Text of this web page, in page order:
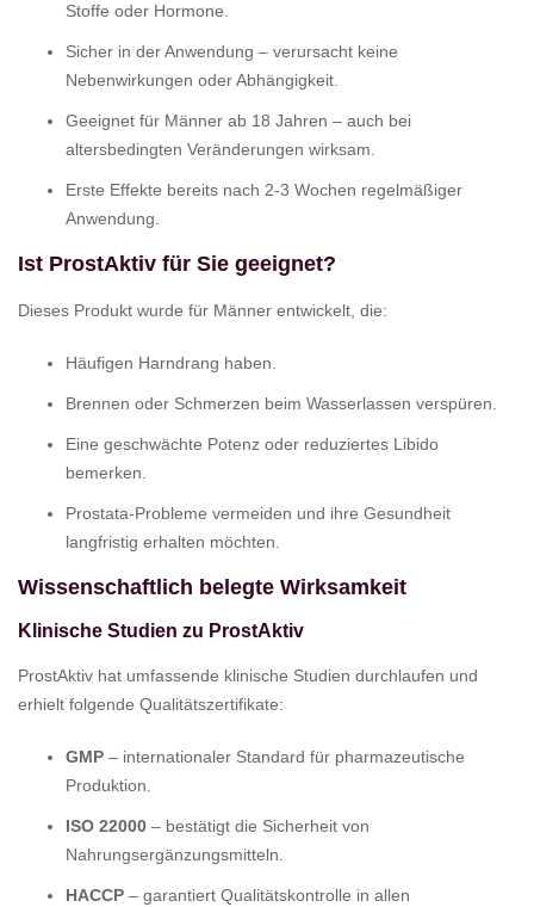
Stoffe oder Hormone.
Sicher in der Anwendung – verursacht keine
Nebenwirkungen oder Abhängigkeit.
Geeignet für Männer ab 18 Jahren – auch bei
altersbedingten Veränderungen wirksam.
Erste Effekte bereits nach 2-3 Wochen regelmäßiger
Anwendung.
Ist ProstAktiv für Sie geeignet?
Dieses Produkt wurde für Männer entwickelt, die:
Häufigen Harndrang haben.
Brennen oder Schmerzen beim Wasserlassen verspüren.
Eine geschwächte Potenz oder reduziertes Libido
bemerken.
Prostata-Probleme vermeiden und ihre Gesundheit
langfristig erhalten möchten.
Wissenschaftlich belegte Wirksamkeit
Klinische Studien zu ProstAktiv
ProstAktiv hat umfassende klinische Studien durchlaufen und
erhielt folgende Qualitätszertifikate:
GMP – internationaler Standard für pharmazeutische
Produktion.
ISO 22000 – bestätigt die Sicherheit von
Nahrungsergänzungsmitteln.
HACCP – garantiert Qualitätskontrolle in allen